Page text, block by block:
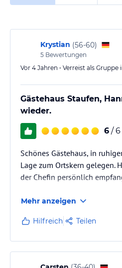
Krystian (56-60)
5 Bewertungen
Vor 4 Jahren • Verreist als Gruppe
Gästehaus Staufen,
wieder.
6 / 6
Schönes Gästehaus, in
Lage zum Ortskern gelegen.
der Chefin persönlich
Mehr anzeigen
Hilfreich Teilen